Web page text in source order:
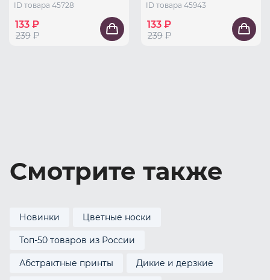
ID товара 45728
133 ₽
239 ₽
ID товара 45943
133 ₽
239 ₽
Смотрите также
Новинки Цветные носки
Топ-50 товаров из России
Абстрактные принты Дикие и дерзкие